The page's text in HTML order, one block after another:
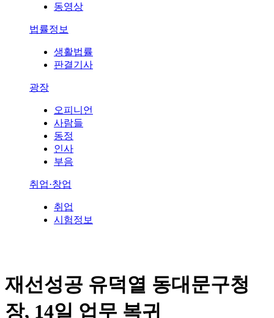
동영상
법률정보
생활법률
판결기사
광장
오피니언
사람들
동정
인사
부음
취업·창업
취업
시험정보
재선성공 유덕열 동대문구청
장, 14일 업무 복귀